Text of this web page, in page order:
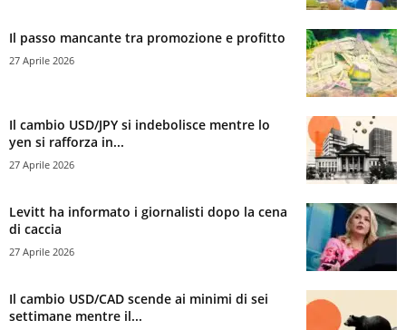
Il passo mancante tra promozione e profitto
27 Aprile 2026
Il cambio USD/JPY si indebolisce mentre lo
yen si rafforza in...
27 Aprile 2026
Levitt ha informato i giornalisti dopo la cena
di caccia
27 Aprile 2026
Il cambio USD/CAD scende ai minimi di sei
settimane mentre il...